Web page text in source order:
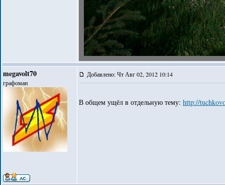
megavolt70
графоман
Добавлено: Чт Авг 02, 2012 10:14
В общем ущёл в отдельную тему: http://